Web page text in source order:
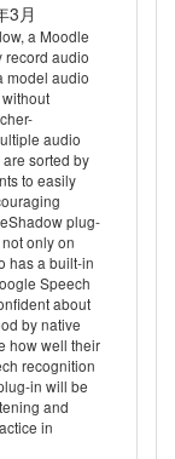
3月
a Moodle
record audio
model audio
audio
sorted by
to easily
plug-
only on
has a built-in
Speech
about
by native
how well their
recognition
in will be
and
in